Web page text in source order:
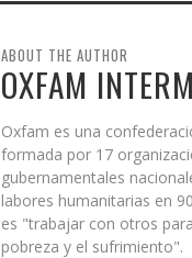
ABOUT THE AUTHOR
OXFAM
Oxfam es una
formada por 17
gubernamentales
labores humanitarias en
es "trabajar con otros
pobreza y el sufrimiento".